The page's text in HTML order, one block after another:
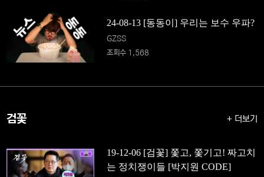
24-08-13 [동동이] 우리는 보수 우파?
GZSS
조회수 1,568
검꽃 + 더보기
19-12-06 [검꽃] 쫓고, 쫓기고! 짜고치
는 정치쟁이들 [박지원 CODE]